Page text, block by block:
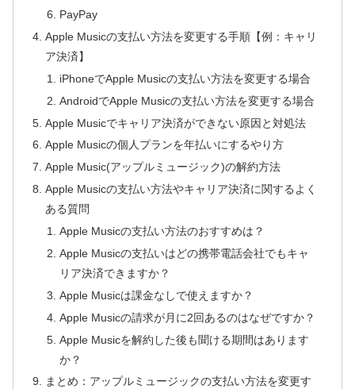
PayPay
Apple Musicの支払い方法を変更する手順【例：キャリ
ア決済】
iPhoneでApple Musicの支払い方法を変更する場合
AndroidでApple Musicの支払い方法を変更する場合
Apple Musicでキャリア決済ができない原因と対処法
Apple Musicの個人プランを年払いにするやり方
Apple Music(アップルミュージック)の解約方法
Apple Musicの支払い方法やキャリア決済に関するよく
ある質問
Apple Musicの支払い方法のおすすめは？
Apple Musicの支払いはどの携帯電話会社でもキャ
リア決済できますか？
Apple Musicは課金なしで使えますか？
Apple Musicの請求が月に2回あるのはなぜですか？
Apple Musicを解約した後も聞ける期間はあります
か？
まとめ：アップルミュージックの支払い方法を変更す